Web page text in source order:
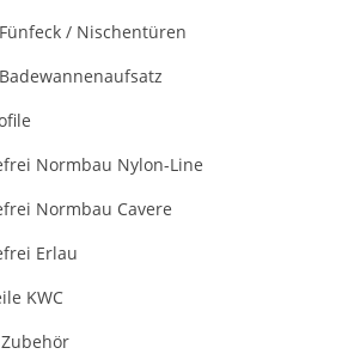
/ Nischentüren
Normbau Nylon-Line
Normbau Cavere
Erlau
KWC